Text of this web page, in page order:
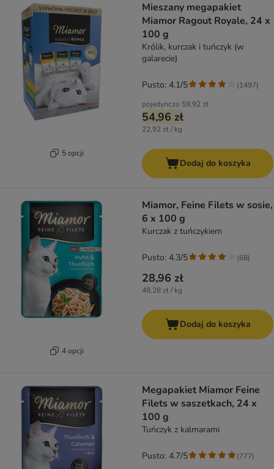
5 opcji
Mieszany megapakiet
Miamor Ragout Royale, 24 x
100 g
Królik, kurczak i tuńczyk (w
galarecie)
pojedynczo 59,92 zł
54,96 zł
22,92 zł / kg
Pusto: 4.1/5 (1497)
Dodaj do koszyka
4 opcji
Miamor, Feine Filets w sosie,
6 x 100 g
Kurczak z tuńczykiem
28,96 zł
48,28 zł / kg
Pusto: 4.3/5 (68)
Dodaj do koszyka
Megapakiet Miamor Feine
Filets w saszetkach, 24 x
100 g
Tuńczyk z kalmarami
Pusto: 4.7/5 (777)